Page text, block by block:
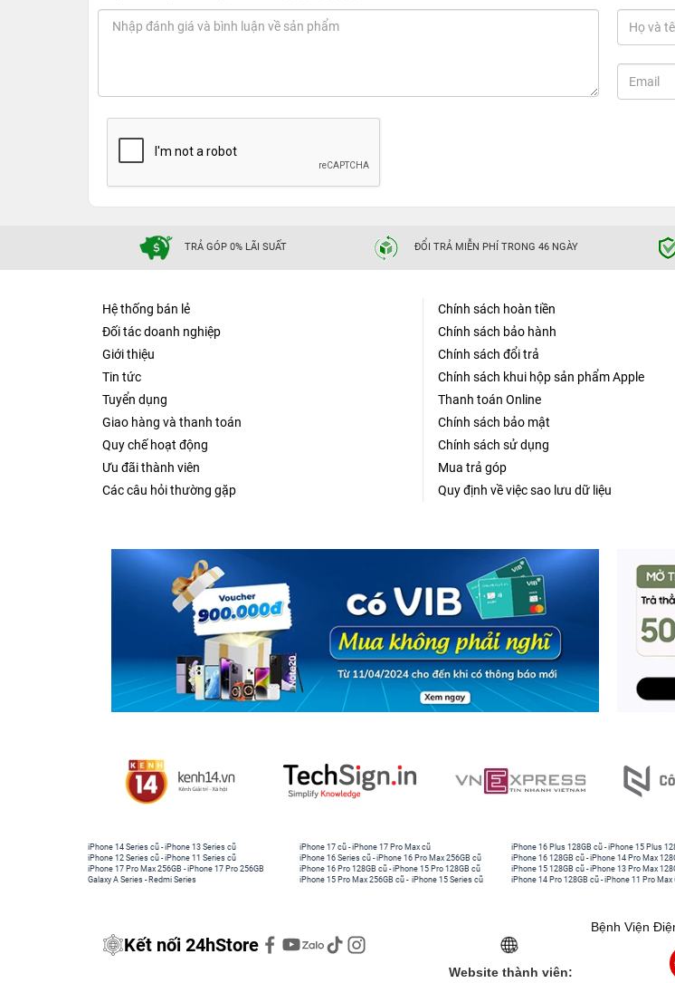
TRẢ GÓP 0% LÃI SUẤT ĐỔI TRẢ MIỄN PHÍ TRONG 46 NGÀY
Hệ thống bán lẻ
Đối tác doanh nghiệp
Giới thiệu
Tin tức
Tuyển dụng
Giao hàng và thanh toán
Quy chế hoạt động
Ưu đãi thành viên
Các câu hỏi thường gặp
Chính sách hoàn tiền
Chính sách bảo hành
Chính sách đổi trả
Chính sách khui hộp sản phẩm Apple
Thanh toán Online
Chính sách bảo mật
Chính sách sử dụng
Mua trả góp
Quy định về việc sao lưu dữ liệu
iPhone 14 Series cũ -iPhone 13 Series cũ
iPhone 12 Series cũ -iPhone 11 Series cũ
iPhone 17 Pro Max 256GB -iPhone 17 Pro 256GB
Galaxy A Series - Redmi Series
iPhone 17 cũ -iPhone 17 Pro Max cũ
iPhone 16 Series cũ - iPhone 16 Pro Max 256GB cũ
iPhone 16 Pro 128GB cũ -iPhone 15 Pro 128GB cũ
iPhone 15 Pro Max 256GB cũ - iPhone 15 Series cũ
iPhone 16 Plus 128GB cũ -iPhone 15 Plus
iPhone 16 128GB cũ -iPhone 14 Pro Max
iPhone 15 128GB cũ -iPhone 13 Pro Max
iPhone 14 Pro 128GB cũ -iPhone 11 Pro Max
Kết nối 24hStore
Website thành viên:
Bệnh Viện